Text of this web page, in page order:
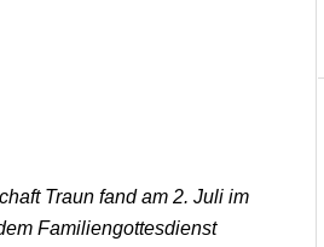
Traun fand am 2. Juli im
Familiengottesdienst